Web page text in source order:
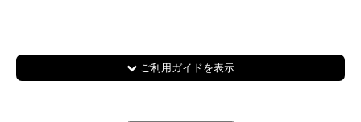
ご利用ガイドを表示